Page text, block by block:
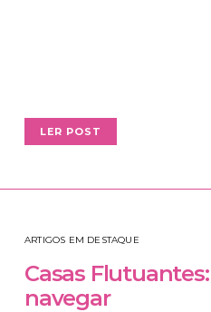
LER POST
ARTIGOS EM DESTAQUE
Casas
navegar